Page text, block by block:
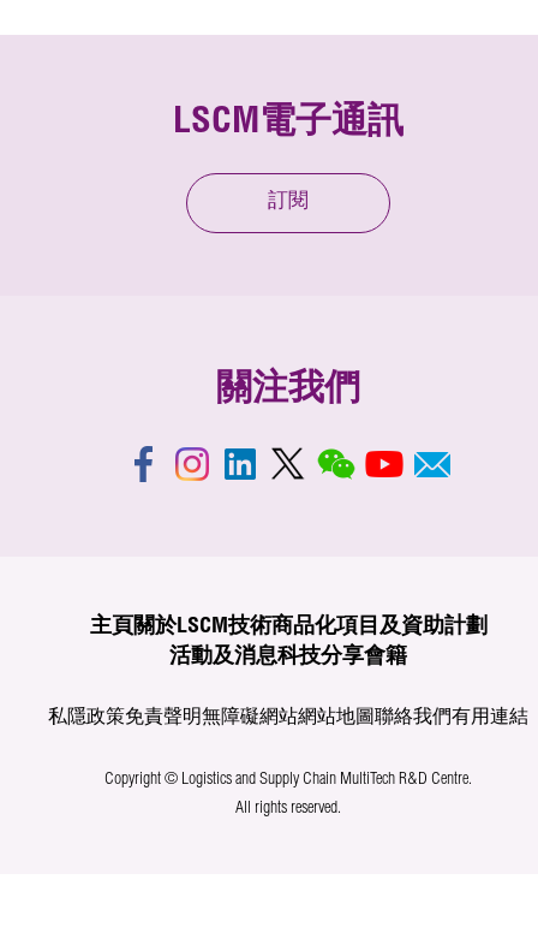
LSCM電子通訊
訂閱
關注我們
主頁 關於LSCM技術商品化項目及資助計劃
活動及消息科技分享會籍
私隱政策免責聲明無障礙網站網站地圖聯絡我們有用連結
Copyright © Logistics and Supply Chain MultiTech R&D Centre.
All rights reserved.